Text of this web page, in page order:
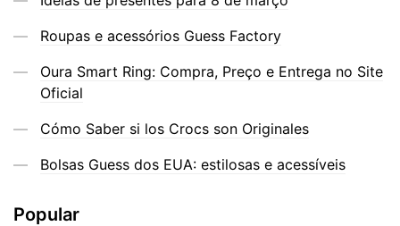
Roupas e acessórios Guess Factory
Oura Smart Ring: Compra, Preço e Entrega no Site
Oficial
Cómo Saber si los Crocs son Originales
Bolsas Guess dos EUA: estilosas e acessíveis
Popular